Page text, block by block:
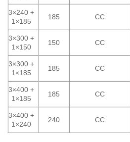
3×240 +
1×185
185 CC
3×300 +
1×150
150 CC
3×300 +
1×185
185 CC
3×400 +
1×185
185 CC
3×400 +
1×240
240 CC